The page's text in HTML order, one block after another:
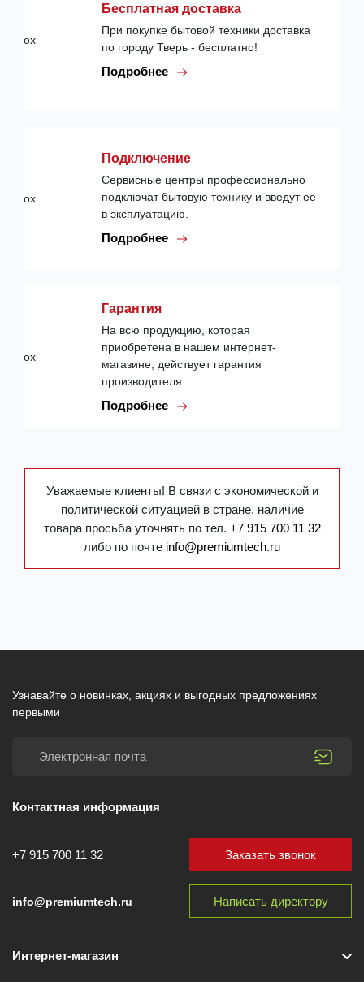
Бесплатная доставка
При покупке бытовой техники доставка
по городу Тверь - бесплатно!
Подробнее
Подключение
Сервисные центры профессионально
подключат бытовую технику и введут ее
в эксплуатацию.
Подробнее
Гарантия
На всю продукцию, которая
приобретена в нашем интернет-
магазине, действует гарантия
производителя.
Подробнее
Уважаемые клиенты! В связи с экономической и
политической ситуацией в стране, наличие
товара просьба уточнять по тел. +7 915 700 11 32
либо по почте info@premiumtech.ru
Узнавайте о новинках, акциях и выгодных предложениях
первыми
Контактная информация
+7 915 700 11 32
info@premiumtech.ru
Заказать звонок
Написать директору
Интернет-магазин